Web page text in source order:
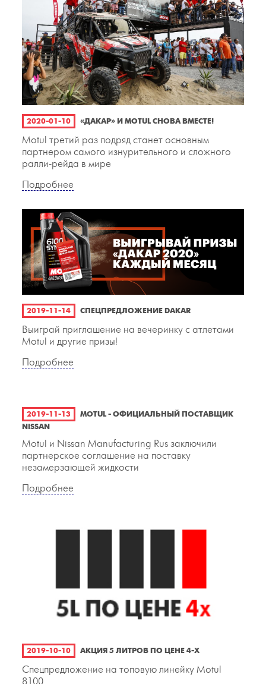
2020-01-10 «ДАКАР» И MOTUL СНОВА ВМЕСТЕ!
Motul третий раз подряд станет основным
партнером самого изнурительного и сложного
ралли-рейда в мире
Подробнее
2019-11-14 СПЕЦПРЕДЛОЖЕНИЕ DAKAR
Выиграй приглашение на вечеринку с атлетами
Motul и другие призы!
Подробнее
2019-11-13
MOTUL - ОФИЦИАЛЬНЫЙ ПОСТАВЩИК
NISSAN
Motul и Nissan Manufacturing Rus заключили
партнерское соглашение на поставку
незамерзающей жидкости
Подробнее
2019-10-10 АКЦИЯ 5 ЛИТРОВ ПО ЦЕНЕ 4-Х
Спецпредложение на топовую линейку Motul
8100